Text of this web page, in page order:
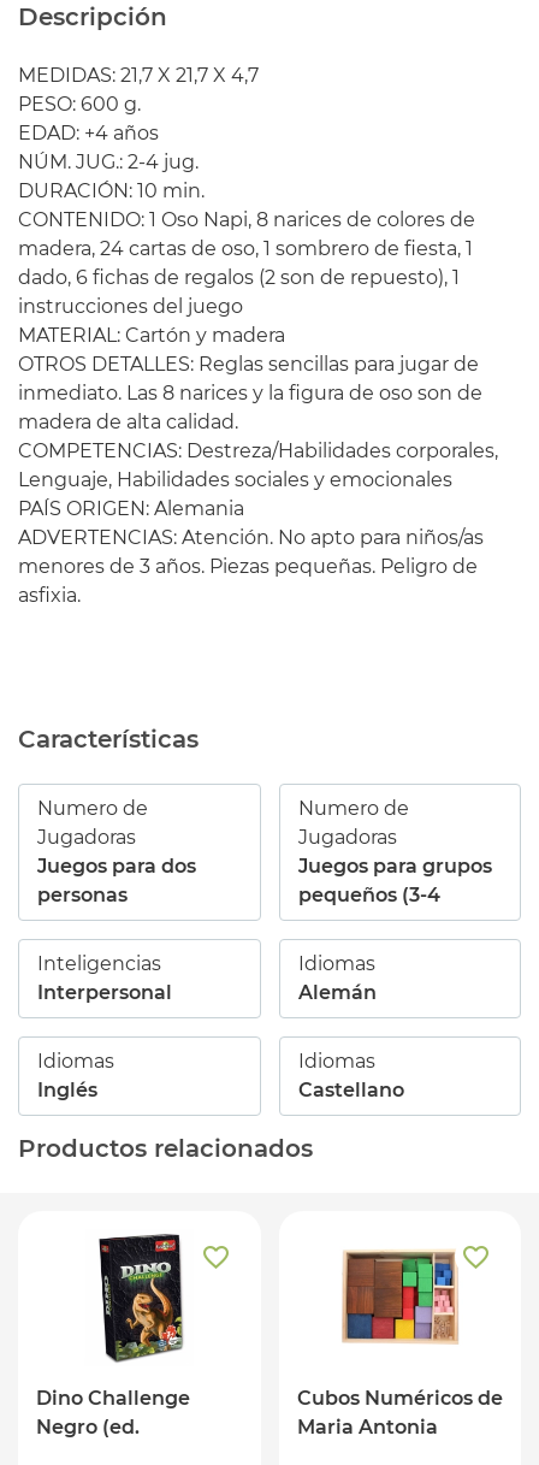
Descripción
MEDIDAS: 21,7 X 21,7 X 4,7
PESO: 600 g.
EDAD: +4 años
NÚM. JUG.: 2-4 jug.
DURACIÓN: 10 min.
CONTENIDO: 1 Oso Napi, 8 narices de colores de
madera, 24 cartas de oso, 1 sombrero de fiesta, 1
dado, 6 fichas de regalos (2 son de repuesto), 1
instrucciones del juego
MATERIAL: Cartón y madera
OTROS DETALLES: Reglas sencillas para jugar de
inmediato. Las 8 narices y la figura de oso son de
madera de alta calidad.
COMPETENCIAS: Destreza/Habilidades corporales,
Lenguaje, Habilidades sociales y emocionales
PAÍS ORIGEN: Alemania
ADVERTENCIAS: Atención. No apto para niños/as
menores de 3 años. Piezas pequeñas. Peligro de
asfixia.
Características
Numero de
Jugadoras
Juegos para dos
personas
Numero de
Jugadoras
Juegos para grupos
pequeños (3-4
Inteligencias
Interpersonal
Idiomas
Alemán
Idiomas
Inglés
Idiomas
Castellano
Productos relacionados
Dino Challenge
Negro (ed.
Cubos Numéricos de
Maria Antonia